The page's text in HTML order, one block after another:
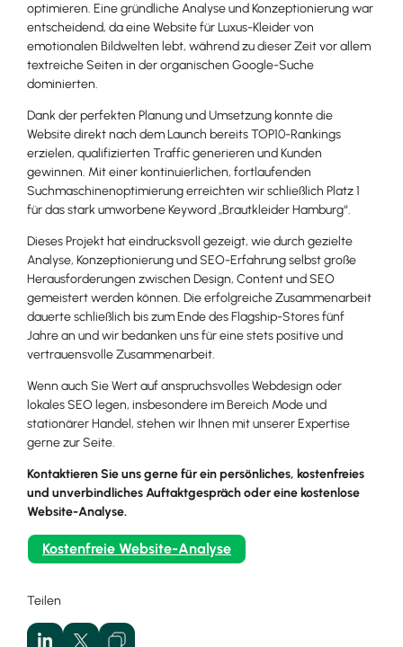
optimieren. Eine gründliche Analyse und Konzeptionierung war
entscheidend, da eine Website für Luxus-Kleider von
emotionalen Bildwelten lebt, während zu dieser Zeit vor allem
textreiche Seiten in der organischen Google-Suche
dominierten.
Dank der perfekten Planung und Umsetzung konnte die
Website direkt nach dem Launch bereits TOP10-Rankings
erzielen, qualifizierten Traffic generieren und Kunden
gewinnen. Mit einer kontinuierlichen, fortlaufenden
Suchmaschinenoptimierung erreichten wir schließlich Platz 1
für das stark umworbene Keyword „Brautkleider Hamburg“.
Dieses Projekt hat eindrucksvoll gezeigt, wie durch gezielte
Analyse, Konzeptionierung und SEO-Erfahrung selbst große
Herausforderungen zwischen Design, Content und SEO
gemeistert werden können. Die erfolgreiche Zusammenarbeit
dauerte schließlich bis zum Ende des Flagship-Stores fünf
Jahre an und wir bedanken uns für eine stets positive und
vertrauensvolle Zusammenarbeit.
Wenn auch Sie Wert auf anspruchsvolles Webdesign oder
lokales SEO legen, insbesondere im Bereich Mode und
stationärer Handel, stehen wir Ihnen mit unserer Expertise
gerne zur Seite.
Kontaktieren Sie uns gerne für ein persönliches, kostenfreies
und unverbindliches Auftaktgespräch oder eine kostenlose
Website-Analyse.
Kostenfreie Website-Analyse
Teilen